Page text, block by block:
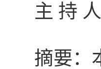
主 持
摘要：